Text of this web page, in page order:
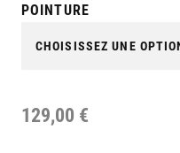
POINTURE
129,00 €